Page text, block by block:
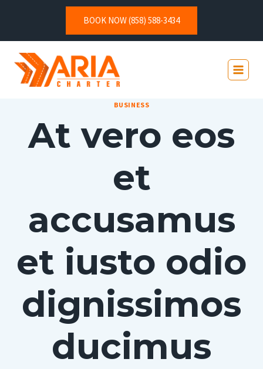
BOOK NOW (858) 588-3434
BUSINESS
At vero eos
et
accusamus
et iusto odio
dignissimos
ducimus